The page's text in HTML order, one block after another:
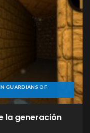
GUARDIANS OF
la generación